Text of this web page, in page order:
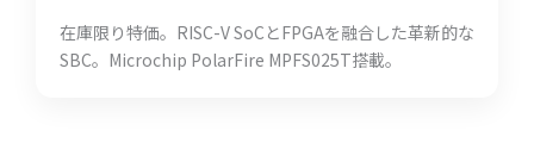
在庫限り特価。RISC-V SoCとFPGAを融合した革新的な
SBC。Microchip PolarFire MPFS025T搭載。